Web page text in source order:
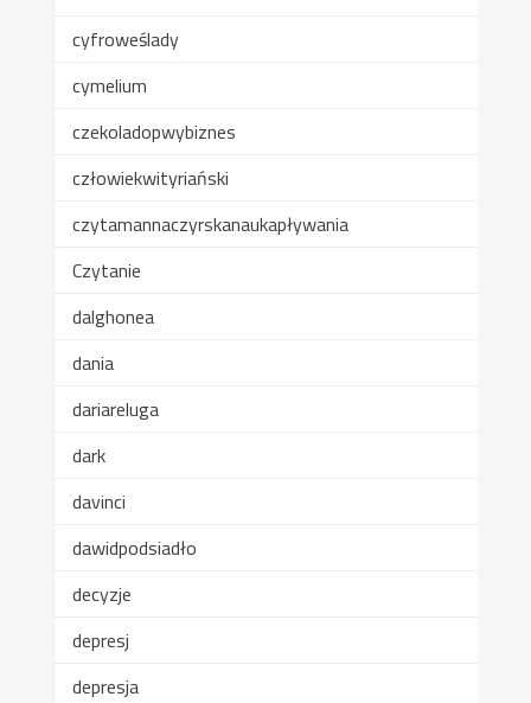
cyfroweślady
cymelium
czekoladopwybiznes
człowiekwityriański
czytamannaczyrskanaukapływania
Czytanie
dalghonea
dania
dariareluga
dark
davinci
dawidpodsiadło
decyzje
depresj
depresja